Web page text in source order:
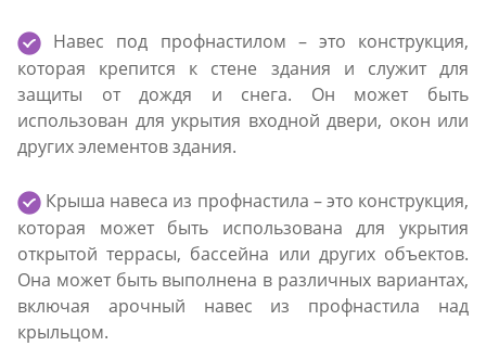
Навес под профнастилом – это конструкция,
которая крепится к стене здания и служит для
защиты от дождя и снега. Он может быть
использован для укрытия входной двери, окон или
других элементов здания.
Крыша навеса из профнастила – это конструкция,
которая может быть использована для укрытия
открытой террасы, бассейна или других объектов.
Она может быть выполнена в различных вариантах,
включая арочный навес из профнастила над
крыльцом.